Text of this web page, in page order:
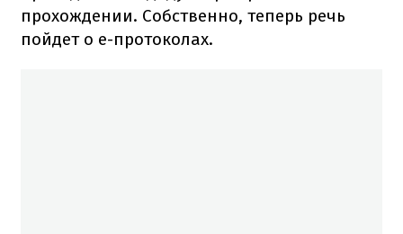
прохождении. Собственно, теперь речь
пойдет о е-протоколах.